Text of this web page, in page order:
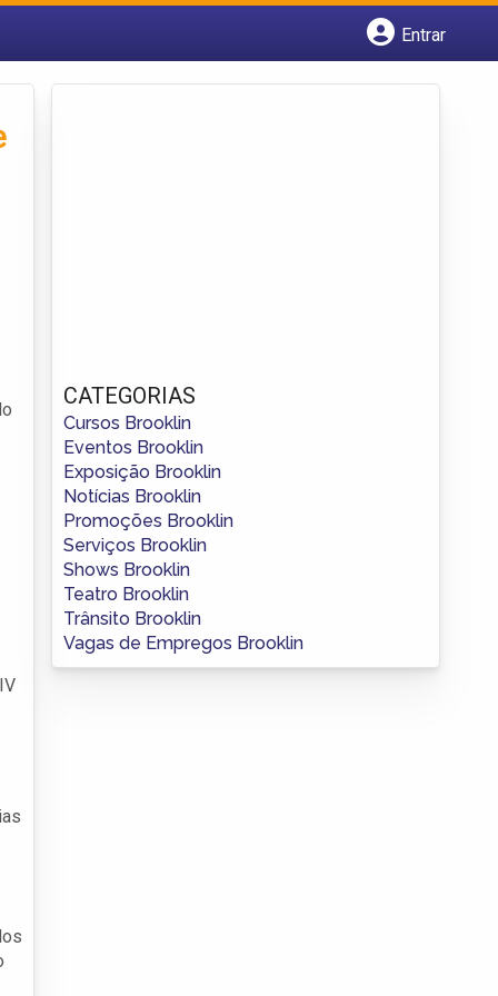
Entrar
CATEGORIAS
Cursos Brooklin
Eventos Brooklin
Exposição Brooklin
Notícias Brooklin
Promoções Brooklin
Serviços Brooklin
Shows Brooklin
Teatro Brooklin
Trânsito Brooklin
Vagas de Empregos Brooklin